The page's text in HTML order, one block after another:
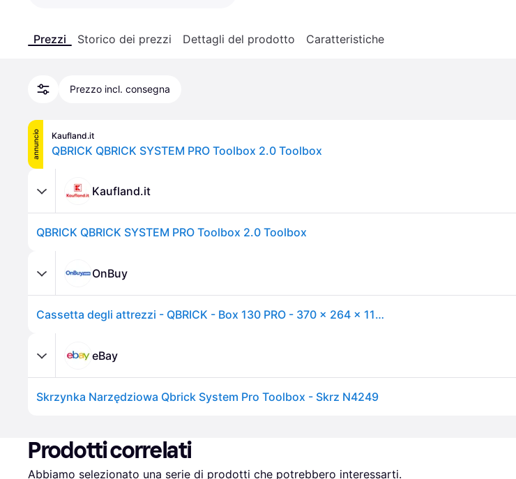
Prezzi Storico dei prezzi Dettagli del prodotto Caratteristiche
Prezzo incl. consegna
annuncio Kaufland.it
QBRICK QBRICK SYSTEM PRO Toolbox 2.0 Toolbox
Kaufland.it
QBRICK QBRICK SYSTEM PRO Toolbox 2.0 Toolbox
OnBuy
Cassetta degli attrezzi - QBRICK - Box 130 PRO - 370 x 264 x 117 mm - Resistente ai prodotti chimici - 9L
eBay
Skrzynka Narzędziowa Qbrick System Pro Toolbox - Skrz N4249
Prodotti correlati
Abbiamo selezionato una serie di prodotti che potrebbero interessarti.